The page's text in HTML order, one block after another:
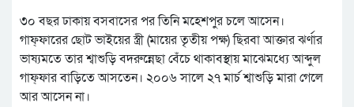
৩০ বছর ঢাকায় বসবাসের পর তিনি মহেশপুর চলে আসেন।
গাফ্ফারের ছোট ভাইয়ের স্ত্রী (মায়ের তৃতীয় পক্ষ) ছিরবা আক্তার ঝর্ণার
ভাষ্যমতে তার শ্বাশুড়ি বদরুন্নেছা বেঁচে থাকাবস্থায় মাঝেমধ্যে আব্দুল
গাফ্ফার বাড়িতে আসতেন। ২০০৬ সালে ২৭ মার্চ শ্বাশুড়ি মারা গেলে
আর আসেন না।